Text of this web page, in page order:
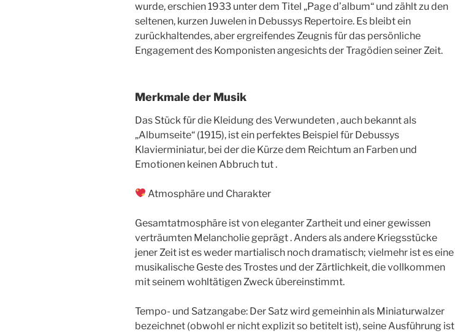
wurde, erschien 1933 unter dem Titel „Page d’album“ und zählt zu den
seltenen, kurzen Juwelen in Debussys Repertoire. Es bleibt ein
zurückhaltendes, aber ergreifendes Zeugnis für das persönliche
Engagement des Komponisten angesichts der Tragödien seiner Zeit.
Merkmale der Musik
Das Stück für die Kleidung des Verwundeten , auch bekannt als
„Albumseite“ (1915), ist ein perfektes Beispiel für Debussys
Klavierminiatur, bei der die Kürze dem Reichtum an Farben und
Emotionen keinen Abbruch tut .
Atmosphäre und Charakter
Gesamtatmosphäre ist von eleganter Zartheit und einer gewissen
verträumten Melancholie geprägt . Anders als andere Kriegsstücke
jener Zeit ist es weder martialisch noch dramatisch; vielmehr ist es eine
musikalische Geste des Trostes und der Zärtlichkeit, die vollkommen
mit seinem wohltätigen Zweck übereinstimmt.
Tempo- und Satzangabe: Der Satz wird gemeinhin als Miniaturwalzer
bezeichnet (obwohl er nicht explizit so betitelt ist), seine Ausführung ist